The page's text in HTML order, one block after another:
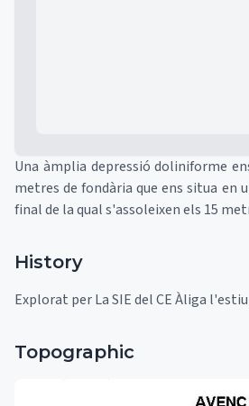
Una àmplia depressió doliniforme
metres de fondària que ens situa en
final de la qual s'assoleixen els 15
History
Explorat per La SIE del CE Àliga
Topographic